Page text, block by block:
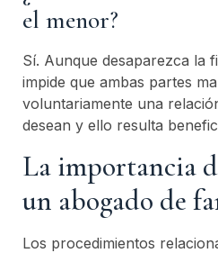
el menor?
Sí. Aunque desaparezca la
impide que ambas partes
voluntariamente una
desean y ello resulta
La importancia
un abogado de
Los procedimientos